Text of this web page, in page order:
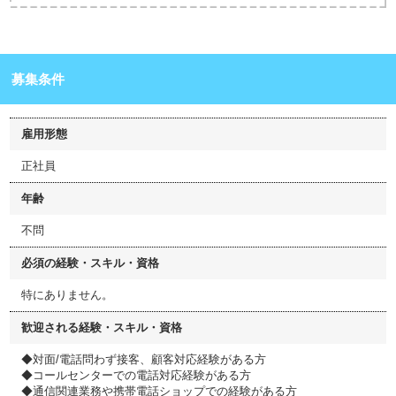
募集条件
雇用形態
正社員
年齢
不問
必須の経験・スキル・資格
特にありません。
歓迎される経験・スキル・資格
◆対面/電話問わず接客、顧客対応経験がある方
◆コールセンターでの電話対応経験がある方
◆通信関連業務や携帯電話ショップでの経験がある方